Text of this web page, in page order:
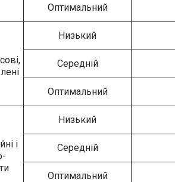
Оптимальний
Низький
Середній
Оптимальний
і
Низький
Середній
Оптимальний